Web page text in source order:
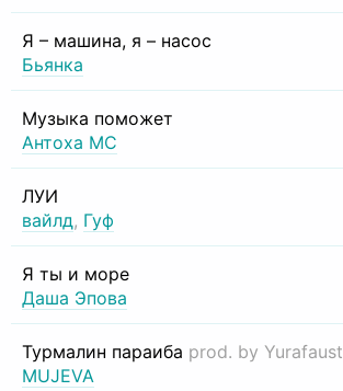
Я – машина, я – насос
Бьянка
Музыка поможет
Антоха МС
ЛУИ
вайлд, Гуф
Я ты и море
Даша Эпова
Турмалин параиба prod. by Yurafaust
MUJEVA